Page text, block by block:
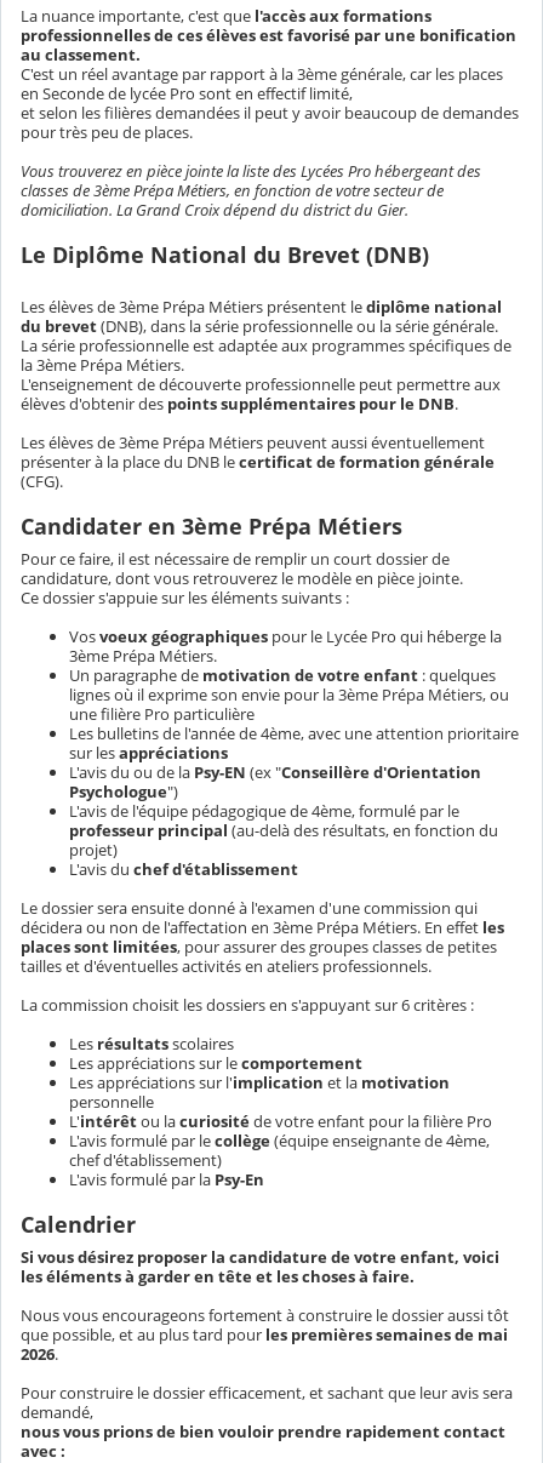
La nuance importante, c'est que l'accès aux formations
professionnelles de ces élèves est favorisé par une bonification
au classement.
C'est un réel avantage par rapport à la 3ème générale, car les places
en Seconde de lycée Pro sont en effectif limité,
et selon les filières demandées il peut y avoir beaucoup de demandes
pour très peu de places.
Vous trouverez en pièce jointe la liste des Lycées Pro hébergeant des
classes de 3ème Prépa Métiers, en fonction de votre secteur de
domiciliation. La Grand Croix dépend du district du Gier.
Le Diplôme National du Brevet (DNB)
Les élèves de 3ème Prépa Métiers présentent lediplôme national
du brevet(DNB), dans la série professionnelle ou la série générale.
La série professionnelle est adaptée aux programmes spécifiques de
la 3ème Prépa Métiers.
L'enseignement de découverte professionnelle peut permettre aux
élèves d'obtenir des points supplémentaires pour le DNB.
Les élèves de 3ème Prépa Métiers peuvent aussi éventuellement
présenter à la place du DNB lecertificat de formation générale
(CFG).
Candidater en 3ème Prépa Métiers
Pour ce faire, il est nécessaire de remplir un court dossier de
candidature, dont vous retrouverez le modèle en pièce jointe.
Ce dossier s'appuie sur les éléments suivants :
Vosvoeux géographiques pour le Lycée Pro qui héberge la
3ème Prépa Métiers.
Un paragraphe de motivation de votre enfant : quelques
lignes où il exprime son envie pour la 3ème Prépa Métiers, ou
une filière Pro particulière
Les bulletins de l'année de 4ème, avec une attention prioritaire
sur lesappréciations
L'avis du ou de la Psy-EN (ex "Conseillère d'Orientation
Psychologue")
L'avis de l'équipe pédagogique de 4ème, formulé par le
professeur principal (au-delà des résultats, en fonction du
projet)
L'avis du chef d'établissement
Le dossier sera ensuite donné à l'examen d'une commission qui
décidera ou non de l'affectation en 3ème Prépa Métiers. En effet les
places sont limitées, pour assurer des groupes classes de petites
tailles et d'éventuelles activités en ateliers professionnels.
La commission choisit les dossiers en s'appuyant sur 6 critères :
Les résultatsscolaires
Les appréciations sur lecomportement
Les appréciations sur l'implication et la motivation
personnelle
L'intérêtou lacuriositéde votre enfant pour la filière Pro
L'avis formulé par lecollège(équipe enseignante de 4ème,
chef d'établissement)
L'avis formulé par la Psy-En
Calendrier
Si vous désirez proposer la candidature de votre enfant, voici
les éléments à garder en tête et les choses à faire.
Nous vous encourageons fortement à construire le dossier aussi tôt
que possible, et au plus tard pour les premières semaines de mai
2026.
Pour construire le dossier efficacement, et sachant que leur avis sera
demandé,
nous vous prions de bien vouloir prendre rapidement contact
avec :